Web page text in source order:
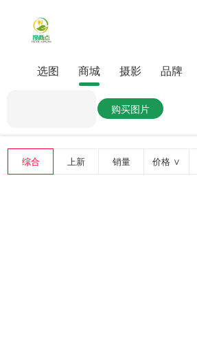
选图 商城 摄影 品牌
购买图片
综合 上新 销量 价格 ∨